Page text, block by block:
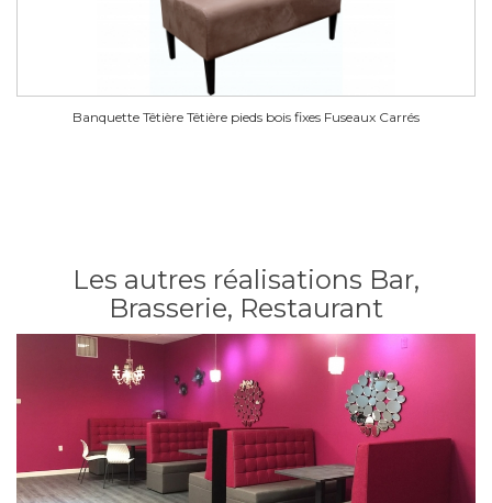
Banquette Têtière Têtière pieds bois fixes Fuseaux Carrés
Les autres réalisations Bar,
Brasserie, Restaurant